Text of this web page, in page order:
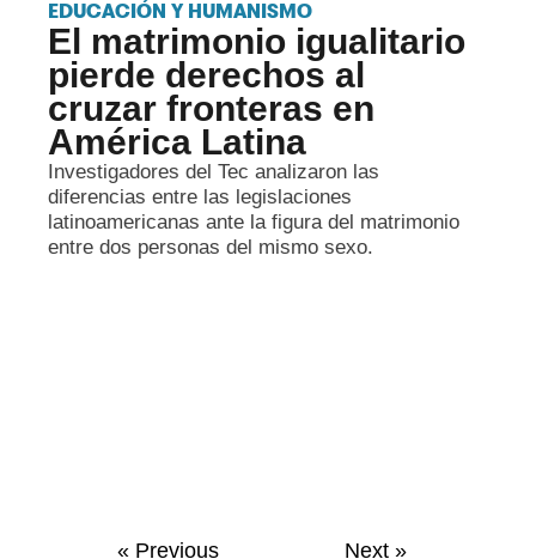
EDUCACIÓN Y HUMANISMO
El matrimonio igualitario
pierde derechos al
cruzar fronteras en
América Latina
Investigadores del Tec analizaron las
diferencias entre las legislaciones
latinoamericanas ante la figura del matrimonio
entre dos personas del mismo sexo.
« Previous Next »